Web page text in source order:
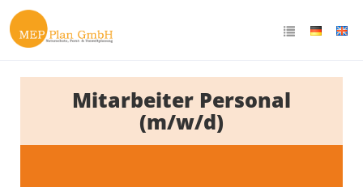
Mitarbeiter Personal
(m/w/d)